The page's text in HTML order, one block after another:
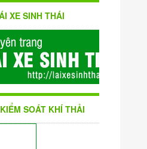
XE SINH THÁI
SOÁT KHÍ THẢI